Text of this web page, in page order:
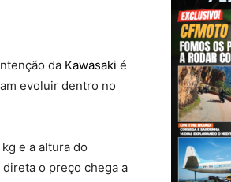
da Kawasaki é
evoluir dentro no
e a altura do
o preço chega a